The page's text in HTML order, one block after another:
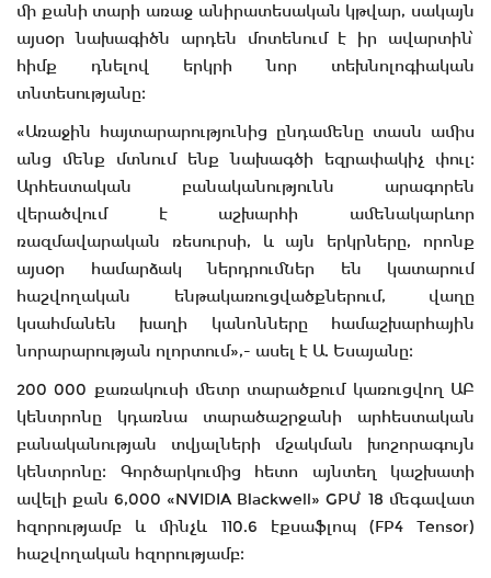
մի քանի տարի առաջ անիրատեսական կթվար, սակայն
այսօր նախագիծն արդեն մոտենում է իր ավարտին՝
հիմք դնելով երկրի նոր տեխնոլոգիական
տնտեսությանը։
«Առաջին հայտարարությունից ընդամենը տասն ամիս
անց մենք մտնում ենք նախագծի եզրափակիչ փուլ։
Արհեստական բանականությունն արագորեն
վերածվում է աշխարհի ամենակարևոր
ռազմավարական ռեսուրսի, և այն երկրները, որոնք
այսօր համարձակ ներդրումներ են կատարում
հաշվողական ենթակառուցվածքներում, վաղը
կսահմանեն խաղի կանոնները համաշխարհային
նորարարության ոլորտում»,- ասել է Ա. Եսայանը։
200 000 քառակուսի մետր տարածքում կառուցվող ԱԲ
կենտրոնը կդառնա տարածաշրջանի արհեստական
բանականության տվյալների մշակման խոշորագույն
կենտրոնը։ Գործարկումից հետո այնտեղ կաշխատի
ավելի քան 6,000 «NVIDIA Blackwell» GPU՝ 18 մեգավատ
հզորությամբ և մինչև 110.6 էքսաֆլոպ (FP4 Tensor)
հաշվողական հզորությամբ։